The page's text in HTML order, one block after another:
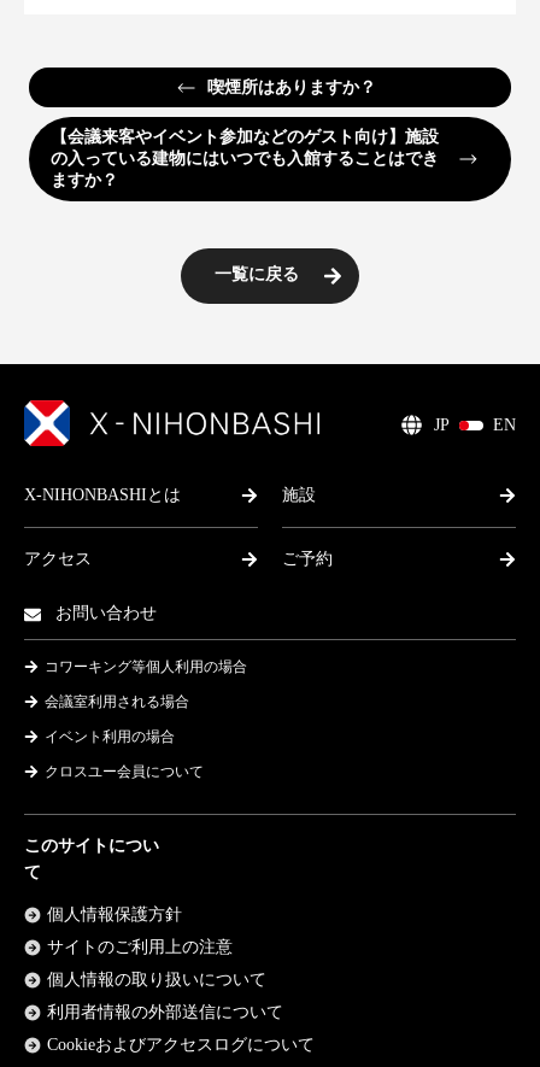
喫煙所はありますか？
【会議来客やイベント参加などのゲスト向け】施設
の入っている建物にはいつでも入館することはでき
ますか？
一覧に戻る
JP EN
X-NIHONBASHIとは 施設
アクセス ご予約
お問い合わせ
コワーキング等個人利用の場合
会議室利用される場合
イベント利用の場合
クロスユー会員について
このサイトについ
て
個人情報保護方針
サイトのご利用上の注意
個人情報の取り扱いについて
利用者情報の外部送信について
Cookieおよびアクセスログについて